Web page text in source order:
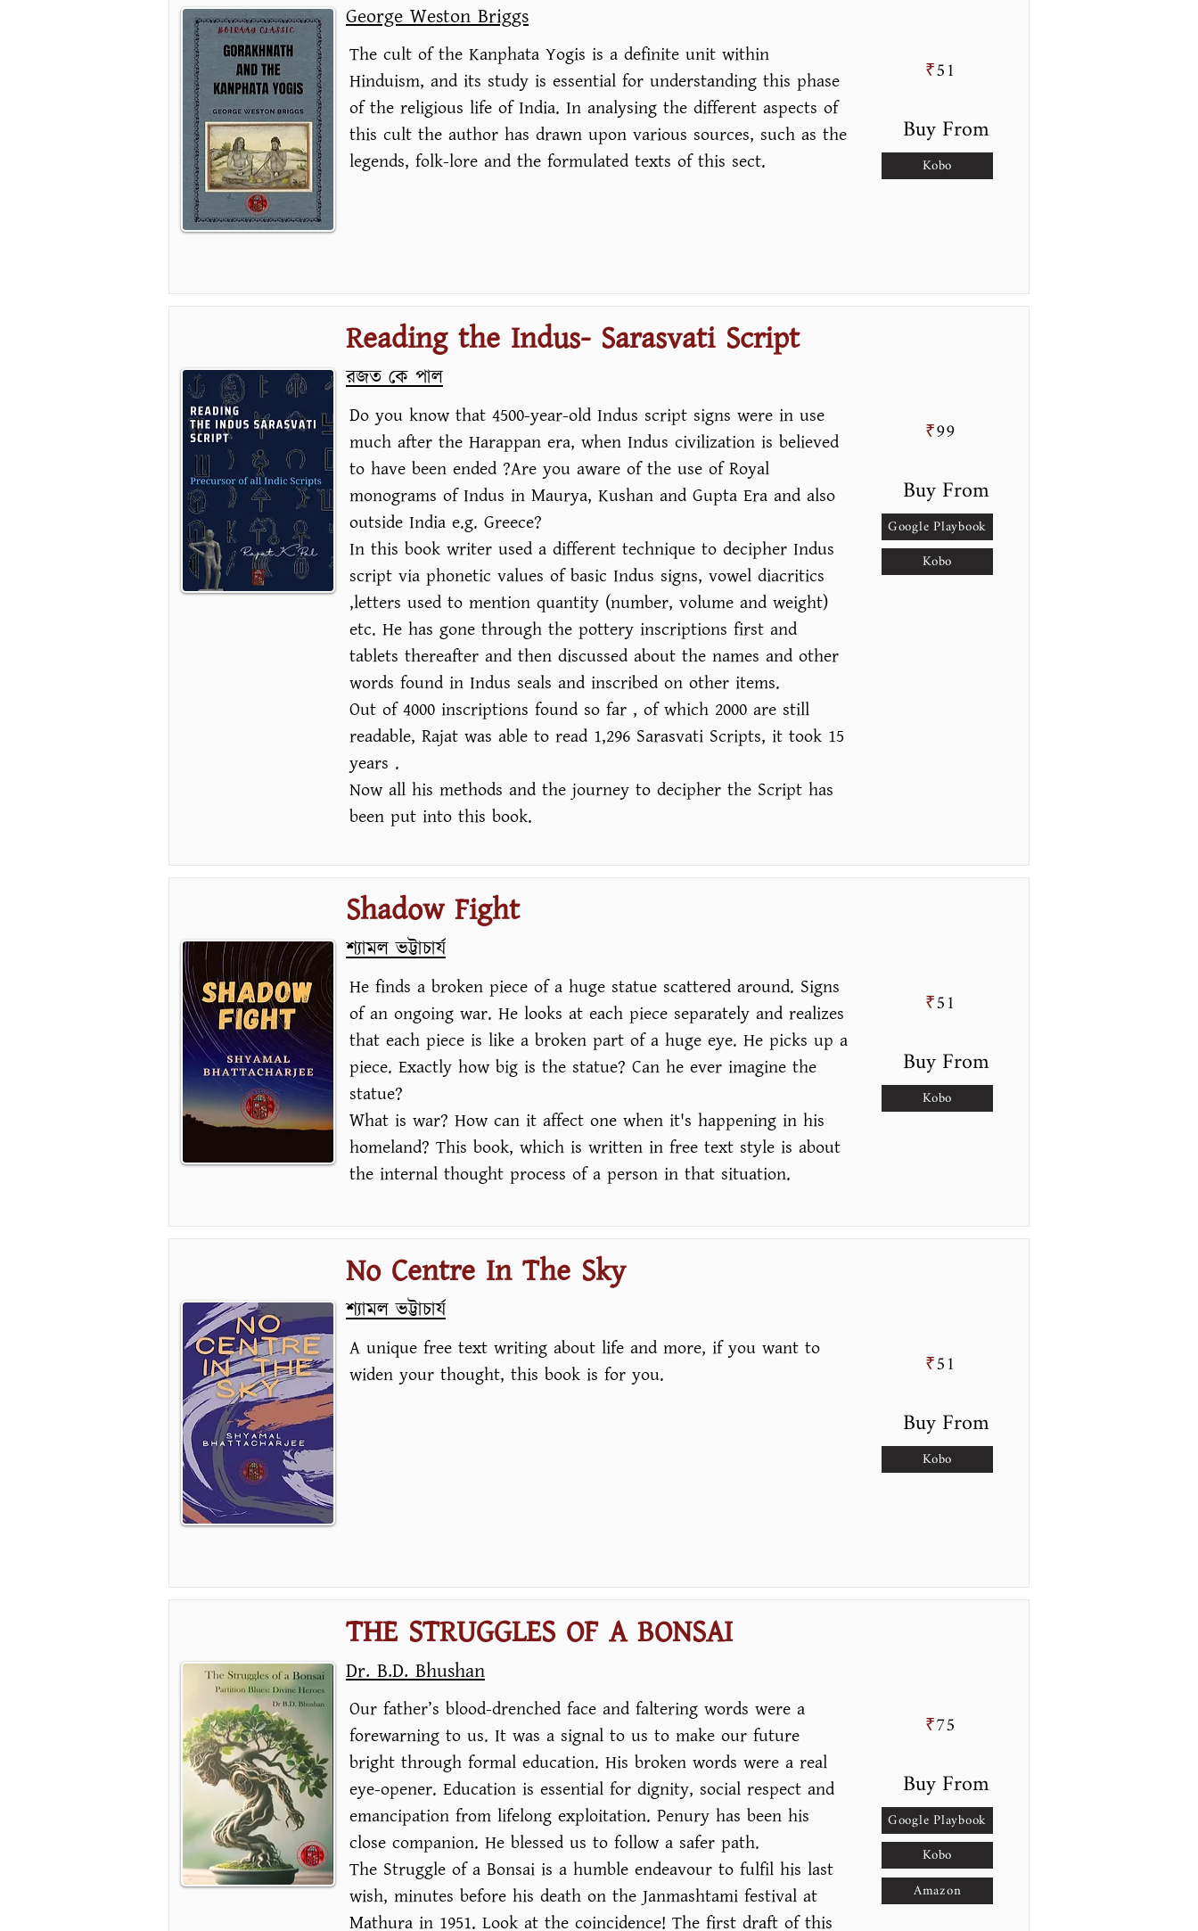
George Weston Briggs
The cult of the Kanphata Yogis is a definite unit within
Hinduism, and its study is essential for understanding this phase
of the religious life of India. In analysing the different aspects of
this cult the author has drawn upon various sources, such as the
legends, folk-lore and the formulated texts of this sect.
₹51
Buy From
Kobo
Reading the Indus- Sarasvati Script
রজত কে পাল
Do you know that 4500-year-old Indus script signs were in use
much after the Harappan era, when Indus civilization is believed
to have been ended ?Are you aware of the use of Royal
monograms of Indus in Maurya, Kushan and Gupta Era and also
outside India e.g. Greece?
In this book writer used a different technique to decipher Indus
script via phonetic values of basic Indus signs, vowel diacritics
,letters used to mention quantity (number, volume and weight)
etc. He has gone through the pottery inscriptions first and
tablets thereafter and then discussed about the names and other
words found in Indus seals and inscribed on other items.
Out of 4000 inscriptions found so far , of which 2000 are still
readable, Rajat was able to read 1,296 Sarasvati Scripts, it took 15
years .
Now all his methods and the journey to decipher the Script has
been put into this book.
₹99
Buy From
Google Playbook
Kobo
Shadow Fight
শ্যামল ভট্টাচার্য
He finds a broken piece of a huge statue scattered around. Signs
of an ongoing war. He looks at each piece separately and realizes
that each piece is like a broken part of a huge eye. He picks up a
piece. Exactly how big is the statue? Can he ever imagine the
statue?
What is war? How can it affect one when it's happening in his
homeland? This book, which is written in free text style is about
the internal thought process of a person in that situation.
₹51
Buy From
Kobo
No Centre In The Sky
শ্যামল ভট্টাচার্য
A unique free text writing about life and more, if you want to
widen your thought, this book is for you.
₹51
Buy From
Kobo
THE STRUGGLES OF A BONSAI
Dr. B.D. Bhushan
Our father’s blood-drenched face and faltering words were a
forewarning to us. It was a signal to us to make our future
bright through formal education. His broken words were a real
eye-opener. Education is essential for dignity, social respect and
emancipation from lifelong exploitation. Penury has been his
close companion. He blessed us to follow a safer path.
The Struggle of a Bonsai is a humble endeavour to fulfil his last
wish, minutes before his death on the Janmashtami festival at
Mathura in 1951. Look at the coincidence! The first draft of this
₹75
Buy From
Google Playbook
Kobo
Amazon